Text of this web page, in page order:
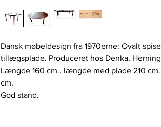
Dansk møbeldesign fra 1970erne: Ovalt
tillægsplade. Produceret hos Denka,
Længde 160 cm., længde med plade 210
cm.
God stand.